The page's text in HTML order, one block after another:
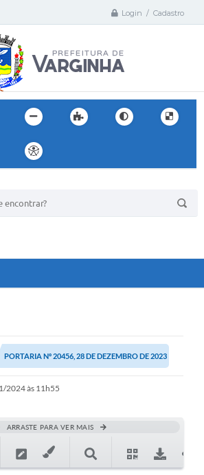
Login / Cadastro
PORTARIA Nº 20456, 28 DE DEZEMBRO DE 2023
2024 às 11h55
ARRASTE PARA VER MAIS